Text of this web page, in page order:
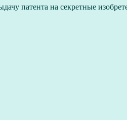
патента на секретные